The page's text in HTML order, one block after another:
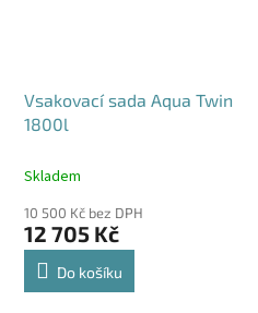
Vsakovací sada Aqua Twin
1800l
Skladem
10 500 Kč bez DPH
12 705 Kč
Do košíku